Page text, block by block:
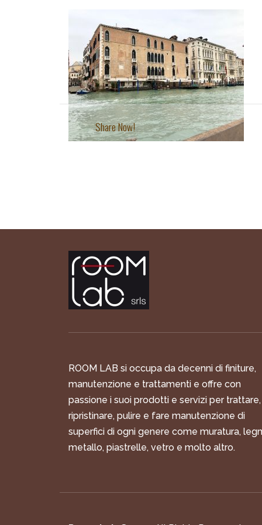
Share Now!
ROOM LAB si occupa da decenni di finiture,
manutenzione e trattamenti e offre con
passione i suoi prodotti e servizi per trattare,
ripristinare, pulire e fare manutenzione di
superfici di ogni genere come muratura,
metallo, piastrelle, vetro e molto altro.